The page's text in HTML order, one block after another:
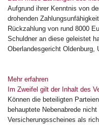
Aufgrund ihrer Kenntnis von
drohenden
Rückzahlung von rund 8000
Schuldner an diese geleistet
Oberlandesgericht Oldenburg,
Mehr erfahren
Im Zweifel gilt der Inhalt des
Können die beteiligten
behauptete Nebenabrede
Versicherungsscheines als